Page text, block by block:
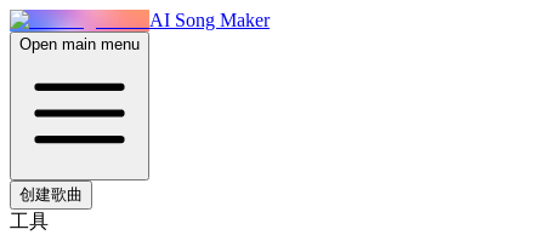
AI Song Maker
Open main menu
创建歌曲
工具